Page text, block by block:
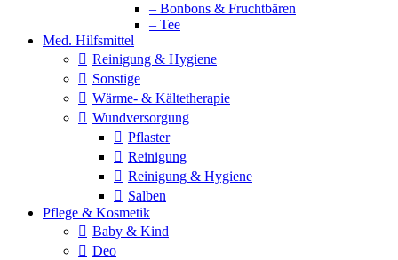
– Bonbons & Fruchtbären
– Tee
Med. Hilfsmittel
Reinigung & Hygiene
Sonstige
Wärme- & Kältetherapie
Wundversorgung
Pflaster
Reinigung
Reinigung & Hygiene
Salben
Pflege & Kosmetik
Baby & Kind
Deo